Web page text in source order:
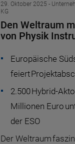
29. Oktober 2025 -
KG
Den Weltraum
von Physik
Europäische
feiert
2.500 Hybrid-
Millionen Euro
der ESO
Der Weltraum